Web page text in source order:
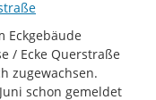
Eckgebäude
/ Ecke Querstraße
zugewachsen.
schon gemeldet